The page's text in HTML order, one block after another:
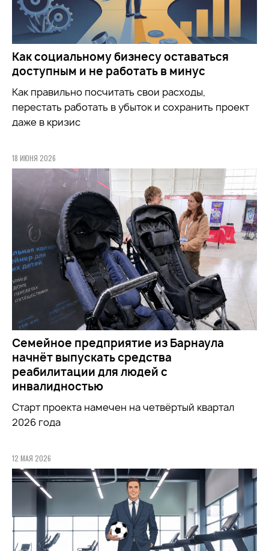
Как социальному бизнесу оставаться
доступным и не работать в минус
Как правильно посчитать свои расходы,
перестать работать в убыток и сохранить проект
даже в кризис
18 ИЮНЯ 2026
Семейное предприятие из Барнаула
начнёт выпускать средства
реабилитации для людей с
инвалидностью
Старт проекта намечен на четвёртый квартал
2026 года
12 МАЯ 2026